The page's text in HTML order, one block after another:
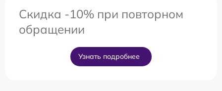
Скидка -10% при повторном
обращении
Узнать подробнее